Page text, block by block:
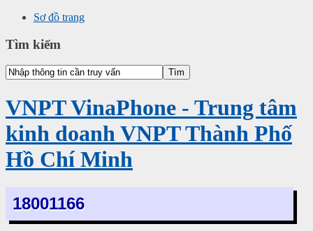
Sơ đồ trang
Tìm kiếm
VNPT VinaPhone - Trung tâm
kinh doanh VNPT Thành Phố
Hồ Chí Minh
18001166